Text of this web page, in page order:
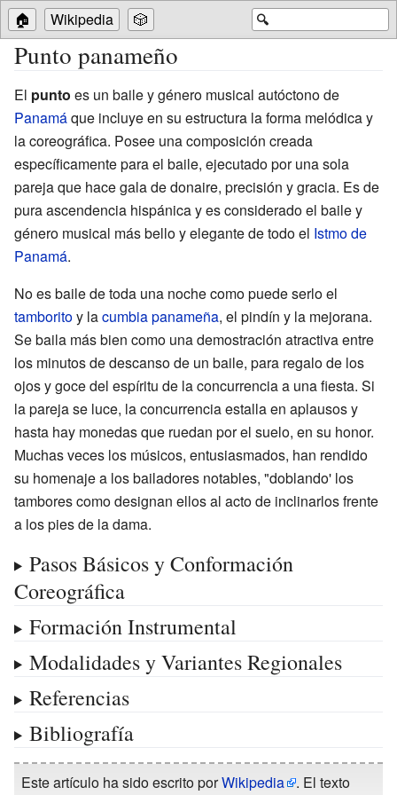
🔍
🏠 Wikipedia 🎲
Punto panameño
El punto es un baile y género musical autóctono de
Panamáque incluye en su estructura la forma melódica y
la coreográfica. Posee una composición creada
específicamente para el baile, ejecutado por una sola
pareja que hace gala de donaire, precisión y gracia. Es de
pura ascendencia hispánica y es considerado el baile y
género musical más bello y elegante de todo el Istmo de
Panamá.
No es baile de toda una noche como puede serlo el
tamboritoy lacumbia panameña, el pindín y la mejorana.
Se baila más bien como una demostración atractiva entre
los minutos de descanso de un baile, para regalo de los
ojos y goce del espíritu de la concurrencia a una fiesta. Si
la pareja se luce, la concurrencia estalla en aplausos y
hasta hay monedas que ruedan por el suelo, en su honor.
Muchas veces los músicos, entusiasmados, han rendido
su homenaje a los bailadores notables, "doblando' los
tambores como designan ellos al acto de inclinarlos frente
a los pies de la dama.
Pasos Básicos y Conformación
Coreográfica
Formación Instrumental
Modalidades y Variantes Regionales
Referencias
Bibliografía
Este artículo ha sido escrito porWikipedia
. El texto